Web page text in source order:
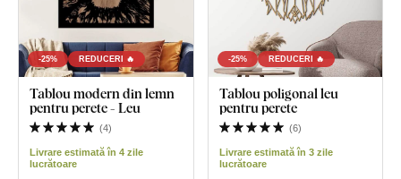
-25% REDUCERI 🔥
Tablou modern din lemn
pentru perete - Leu
(4)
Livrare estimată în 4 zile
lucrătoare
-25% REDUCERI 🔥
Tablou poligonal leu
pentru perete
(6)
Livrare estimată în 3 zile
lucrătoare